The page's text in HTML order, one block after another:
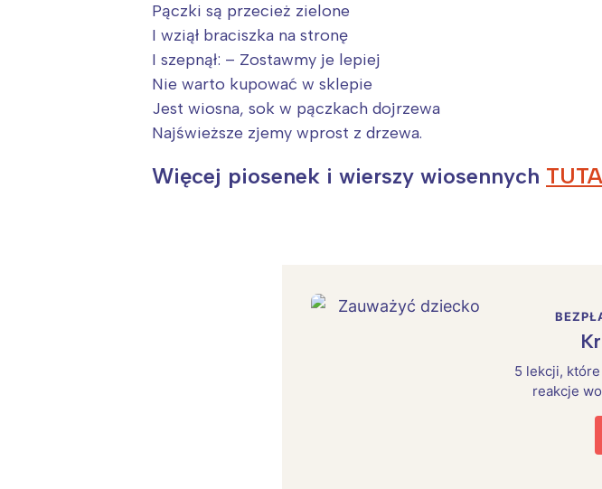
Pączki są przecież zielone
I wziął braciszka na stronę
I szepnął: – Zostawmy je lepiej
Nie warto kupować w sklepie
Jest wiosna, sok w pączkach dojrzewa
Najświeższe zjemy wprost z drzewa.
Więcej piosenek i wierszy wiosennych
5 lekcji,
reakcje